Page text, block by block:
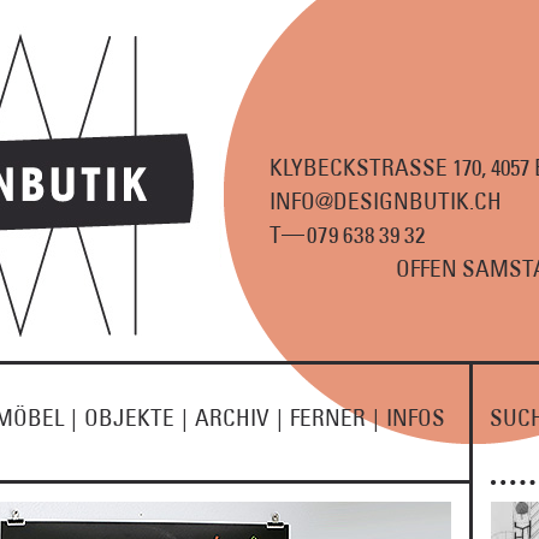
KLYBECKSTRASSE 170, 4057
INFO@DESIGNBUTIK.CH
T—0796383932
OFFEN
| OBJEKTE | ARCHIV | FERNER | INFOS